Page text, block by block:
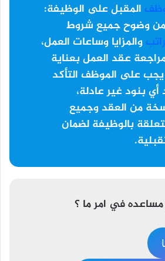
المقبل على الوظيفة:
من وضوح جميع شروط
والمزايا وساعات العمل،
عقد العمل بعناية
يجب على الموظف التأكد
بنود غير عادلة،
من العقد وجميع
بالوظيفة لضمان
في امر ما ؟